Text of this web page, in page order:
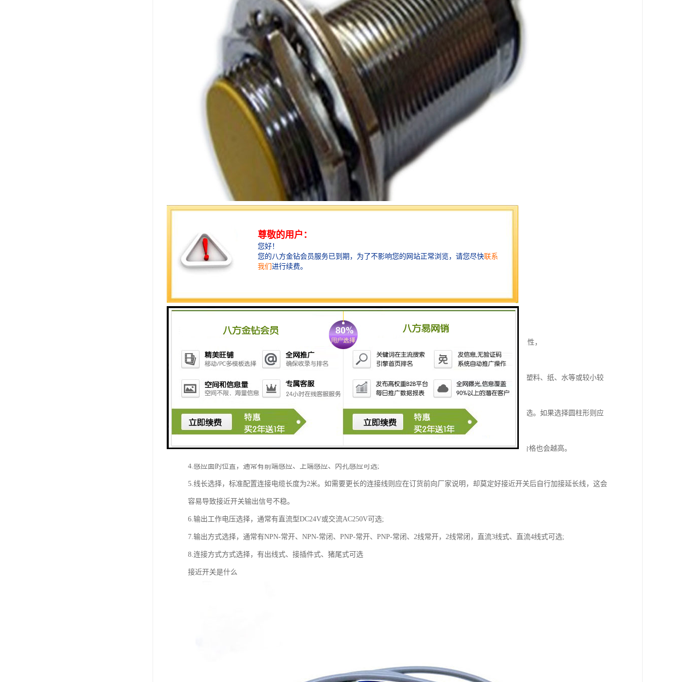
接近开关标准选型有哪些要点?
在环境条件比较好、无粉尘污染的场合，可采用光电接近开关。光电接近开关工作时对被测对象几乎无影响。
在防盗系统中，自动门通常使用热释电接近开关、超声波接近开关、微波接近开关。有时为了提高识别的可靠性，
无论选用哪种接近开关，都应注意对工作电压、负载电流、响应频率、检测距离等各项指标的要求。
1.根据检测物体选择接近开关类型。如果检测物体为金属选电感式接近开关，如果检测物体为非金属如木材、塑料、纸、水等或较小较
细的金属则应选择电容式接近开关。
2.外形选择，这可以根据接近开关安装的位置决定，通常有圆柱形接近开关、方型接近开关、环形接近开关可选。如果选择圆柱形则应
考虑好需要直径多大的，如选择方型的也须选择检测面直径。
3.感应距离选择，一般来说接近开关检测距离都比较短，常见的有1-50mm。检测距离越长其检测面也越大，价格也会越高。
4.感应面的位置，通常有前端感应、上端感应、内孔感应可选;
5.线长选择，标准配置连接电缆长度为2米。如需要更长的连接线则应在订货前向厂家说明，却莫定好接近开关后自行加接延长线，这会
容易导致接近开关输出信号不稳。
6.输出工作电压选择，通常有直流型DC24V或交流AC250V可选;
7.输出方式选择，通常有NPN-常开、NPN-常闭、PNP-常开、PNP-常闭、2线常开，2线常闭，直流3线式、直流4线式可选;
8.连接方式方式选择，有出线式、接插件式、猪尾式可选
接近开关是什么